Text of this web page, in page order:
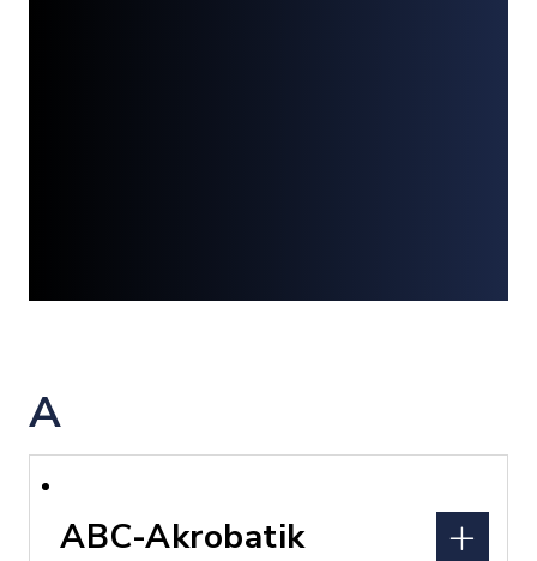
A
ABC-Akrobatik